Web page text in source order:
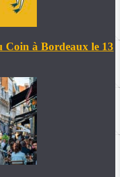
Coin à Bordeaux le 13